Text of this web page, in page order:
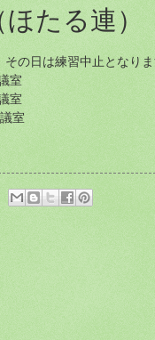
たる連）
の日は練習中止となり
室
室
室